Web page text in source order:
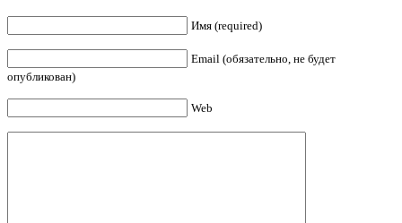
Имя (required)
Email (обязательно, не будет
опубликован)
Web